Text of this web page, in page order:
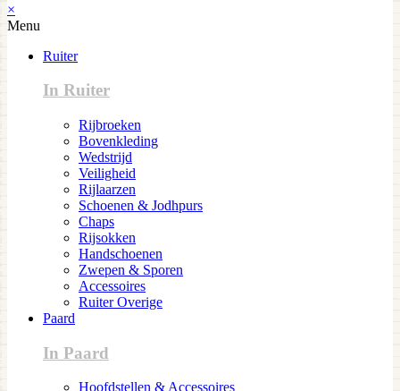
×
Menu
Ruiter
In Ruiter
Rijbroeken
Bovenkleding
Wedstrijd
Veiligheid
Rijlaarzen
Schoenen & Jodhpurs
Chaps
Rijsokken
Handschoenen
Zwepen & Sporen
Accessoires
Ruiter Overige
Paard
In Paard
Hoofdstellen & Accessoires